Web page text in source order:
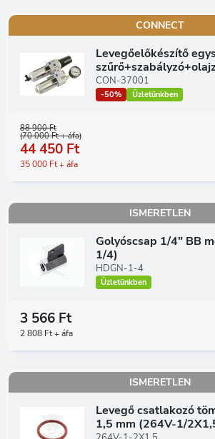
CONNECT
Levegőelőkészítő
CON-37001
-50% Üzletünkben
88 900 Ft
(70 000 Ft + áfa)
44 450 Ft
35 000 Ft + áfa
ISMERETLEN
Golyóscsap 1/4" BB
1/4)
HDGN-1-4
Üzletünkben
3 566 Ft
2 808 Ft + áfa
ISMERETLEN
Levegő csatlakozó
1,5 mm (264V-1/